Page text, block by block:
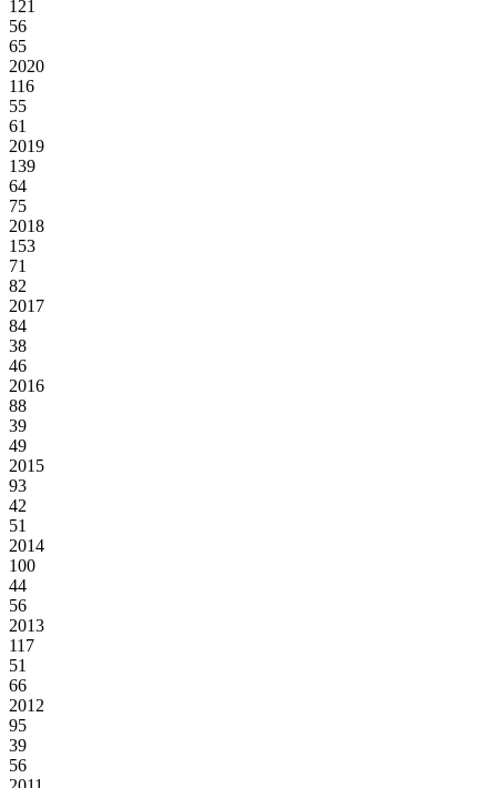
121
56
65
2020
116
55
61
2019
139
64
75
2018
153
71
82
2017
84
38
46
2016
88
39
49
2015
93
42
51
2014
100
44
56
2013
117
51
66
2012
95
39
56